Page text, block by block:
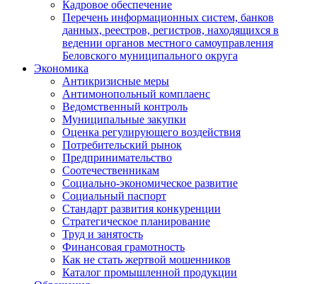
Кадровое обеспечение
Перечень информационных систем, банков
данных, реестров, регистров, находящихся в
ведении органов местного самоуправления
Беловского муниципального округа
Экономика
Антикризисные меры
Антимонопольный комплаенс
Ведомственный контроль
Муниципальные закупки
Оценка регулирующего воздействия
Потребительский рынок
Предпринимательство
Соотечественникам
Социально-экономическое развитие
Социальный паспорт
Стандарт развития конкуренции
Стратегическое планирование
Труд и занятость
Финансовая грамотность
Как не стать жертвой мошенников
Каталог промышленной продукции